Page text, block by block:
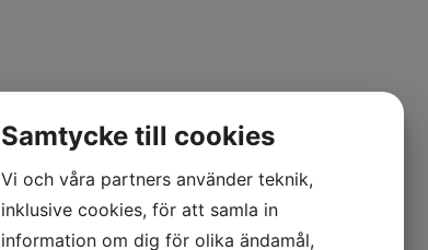
Samtycke till cookies
Vi och våra partners använder teknik,
inklusive cookies, för att samla in
information om dig för olika ändamål,